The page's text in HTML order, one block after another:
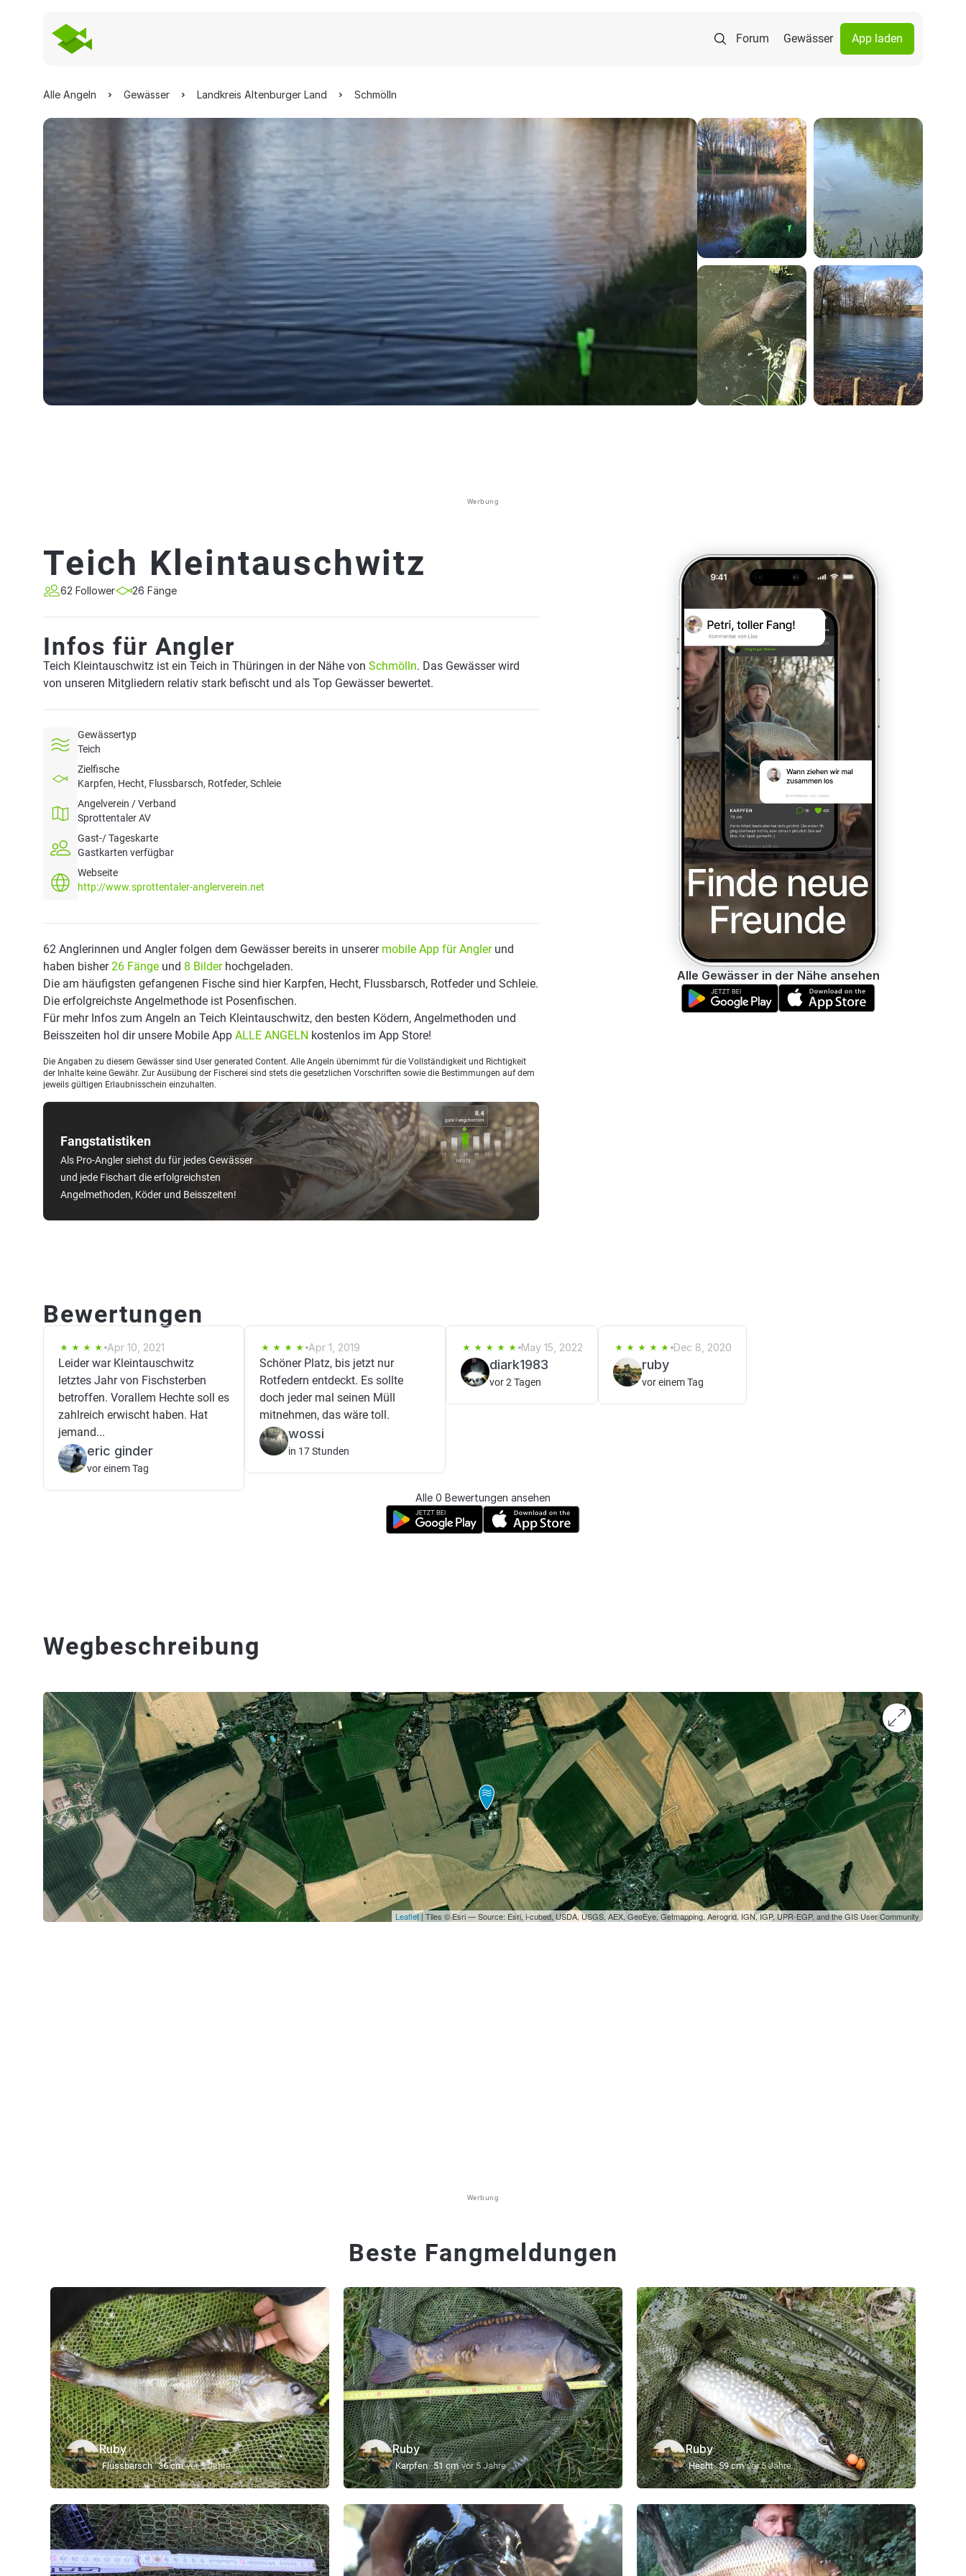
Forum Gewässer App laden
Alle Angeln Gewässer Landkreis Altenburger Land Schmölln
Werbung
Teich Kleintauschwitz
62 Follower 26 Fänge
Infos für Angler
Teich Kleintauschwitz ist ein Teich in Thüringen in der Nähe von Schmölln. Das Gewässer wird
von unseren Mitgliedern relativ stark befischt und als Top Gewässer bewertet.
Gewässertyp
Teich
Zielfische
Karpfen, Hecht, Flussbarsch, Rotfeder, Schleie
Angelverein / Verband
Sprottentaler AV
Gast-/ Tageskarte
Gastkarten verfügbar
Webseite
http://www.sprottentaler-anglerverein.net
Fangstatistiken
Als Pro-Angler siehst du für jedes Gewässer
und jede Fischart die erfolgreichsten
Angelmethoden, Köder und Beisszeiten!
62 Anglerinnen und Angler folgen dem Gewässer bereits in unserer mobile App für Anglerund
haben bisher26 Fänge und 8 Bilderhochgeladen.
Die am häufigsten gefangenen Fische sind hier Karpfen, Hecht, Flussbarsch, Rotfeder und Schleie.
Die erfolgreichste Angelmethode ist Posenfischen.
Für mehr Infos zum Angeln an Teich Kleintauschwitz, den besten Ködern, Angelmethoden und
Beisszeiten hol dir unsere Mobile App ALLE ANGELN kostenlos im App Store!
Die Angaben zu diesem Gewässer sind User generated Content. Alle Angeln übernimmt für die Vollständigkeit und Richtigkeit
der Inhalte keine Gewähr. Zur Ausübung der Fischerei sind stets die gesetzlichen Vorschriften sowie die Bestimmungen auf dem
jeweils gültigen Erlaubnisschein einzuhalten.
Alle Gewässer in der Nähe ansehen
Bewertungen
Apr 10, 2021
Leider war Kleintauschwitz
letztes Jahr von Fischsterben
betroffen. Vorallem Hechte soll es
zahlreich erwischt haben. Hat
jemand...
eric ginder
vor einem Tag
Apr 1, 2019
Schöner Platz, bis jetzt nur
Rotfedern entdeckt. Es sollte
doch jeder mal seinen Müll
mitnehmen, das wäre toll.
wossi
in 17 Stunden
May 15, 2022
diark1983
vor 2 Tagen
Dec 8, 2020
ruby
vor einem Tag
Alle 0 Bewertungen ansehen
Wegbeschreibung
Leaflet| Tiles © Esri — Source: Esri, i-cubed, USDA, USGS, AEX, GeoEye, Getmapping, Aerogrid, IGN, IGP, UPR-EGP, and the GIS User Community
Werbung
Beste Fangmeldungen
Ruby
Flussbarsch 36 cm vor 5 Jahre
Ruby
Karpfen 51 cm vor 5 Jahre
Ruby
Hecht 59 cm vor 5 Jahre